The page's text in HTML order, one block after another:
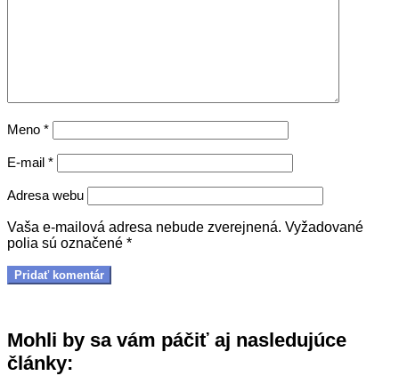
Meno *
E-mail *
Adresa webu
Vaša e-mailová adresa nebude zverejnená. Vyžadované
polia sú označené *
Mohli by sa vám páčiť aj nasledujúce
články: